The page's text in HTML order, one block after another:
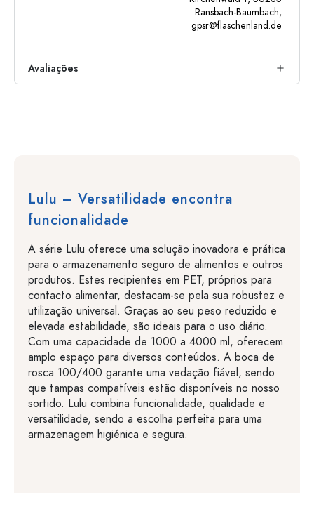
Ransbach-Baumbach,
gpsr@flaschenland.de
Avaliações
Lulu – Versatilidade encontra
funcionalidade
A série Lulu oferece uma solução inovadora e prática
para o armazenamento seguro de alimentos e outros
produtos. Estes recipientes em PET, próprios para
contacto alimentar, destacam-se pela sua robustez e
utilização universal. Graças ao seu peso reduzido e
elevada estabilidade, são ideais para o uso diário.
Com uma capacidade de 1000 a 4000 ml, oferecem
amplo espaço para diversos conteúdos. A boca de
rosca 100/400 garante uma vedação fiável, sendo
que tampas compatíveis estão disponíveis no nosso
sortido. Lulu combina funcionalidade, qualidade e
versatilidade, sendo a escolha perfeita para uma
armazenagem higiénica e segura.